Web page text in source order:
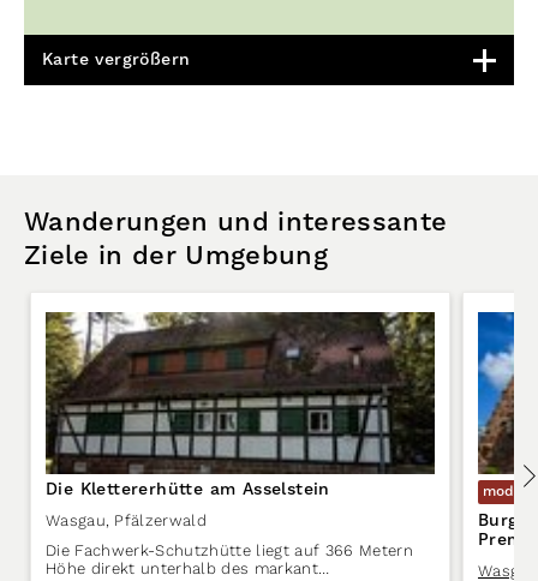
Karte vergrößern
Wanderungen und interessante
Ziele in der Umgebung
Die Klettererhütte am Asselstein
Wasgau, Pfälzerwald
Die Fachwerk-Schutzhütte liegt auf 366 Metern
Höhe direkt unterhalb des markant…
Wasgau